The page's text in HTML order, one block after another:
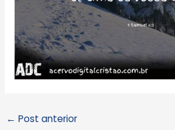
← Post anterior